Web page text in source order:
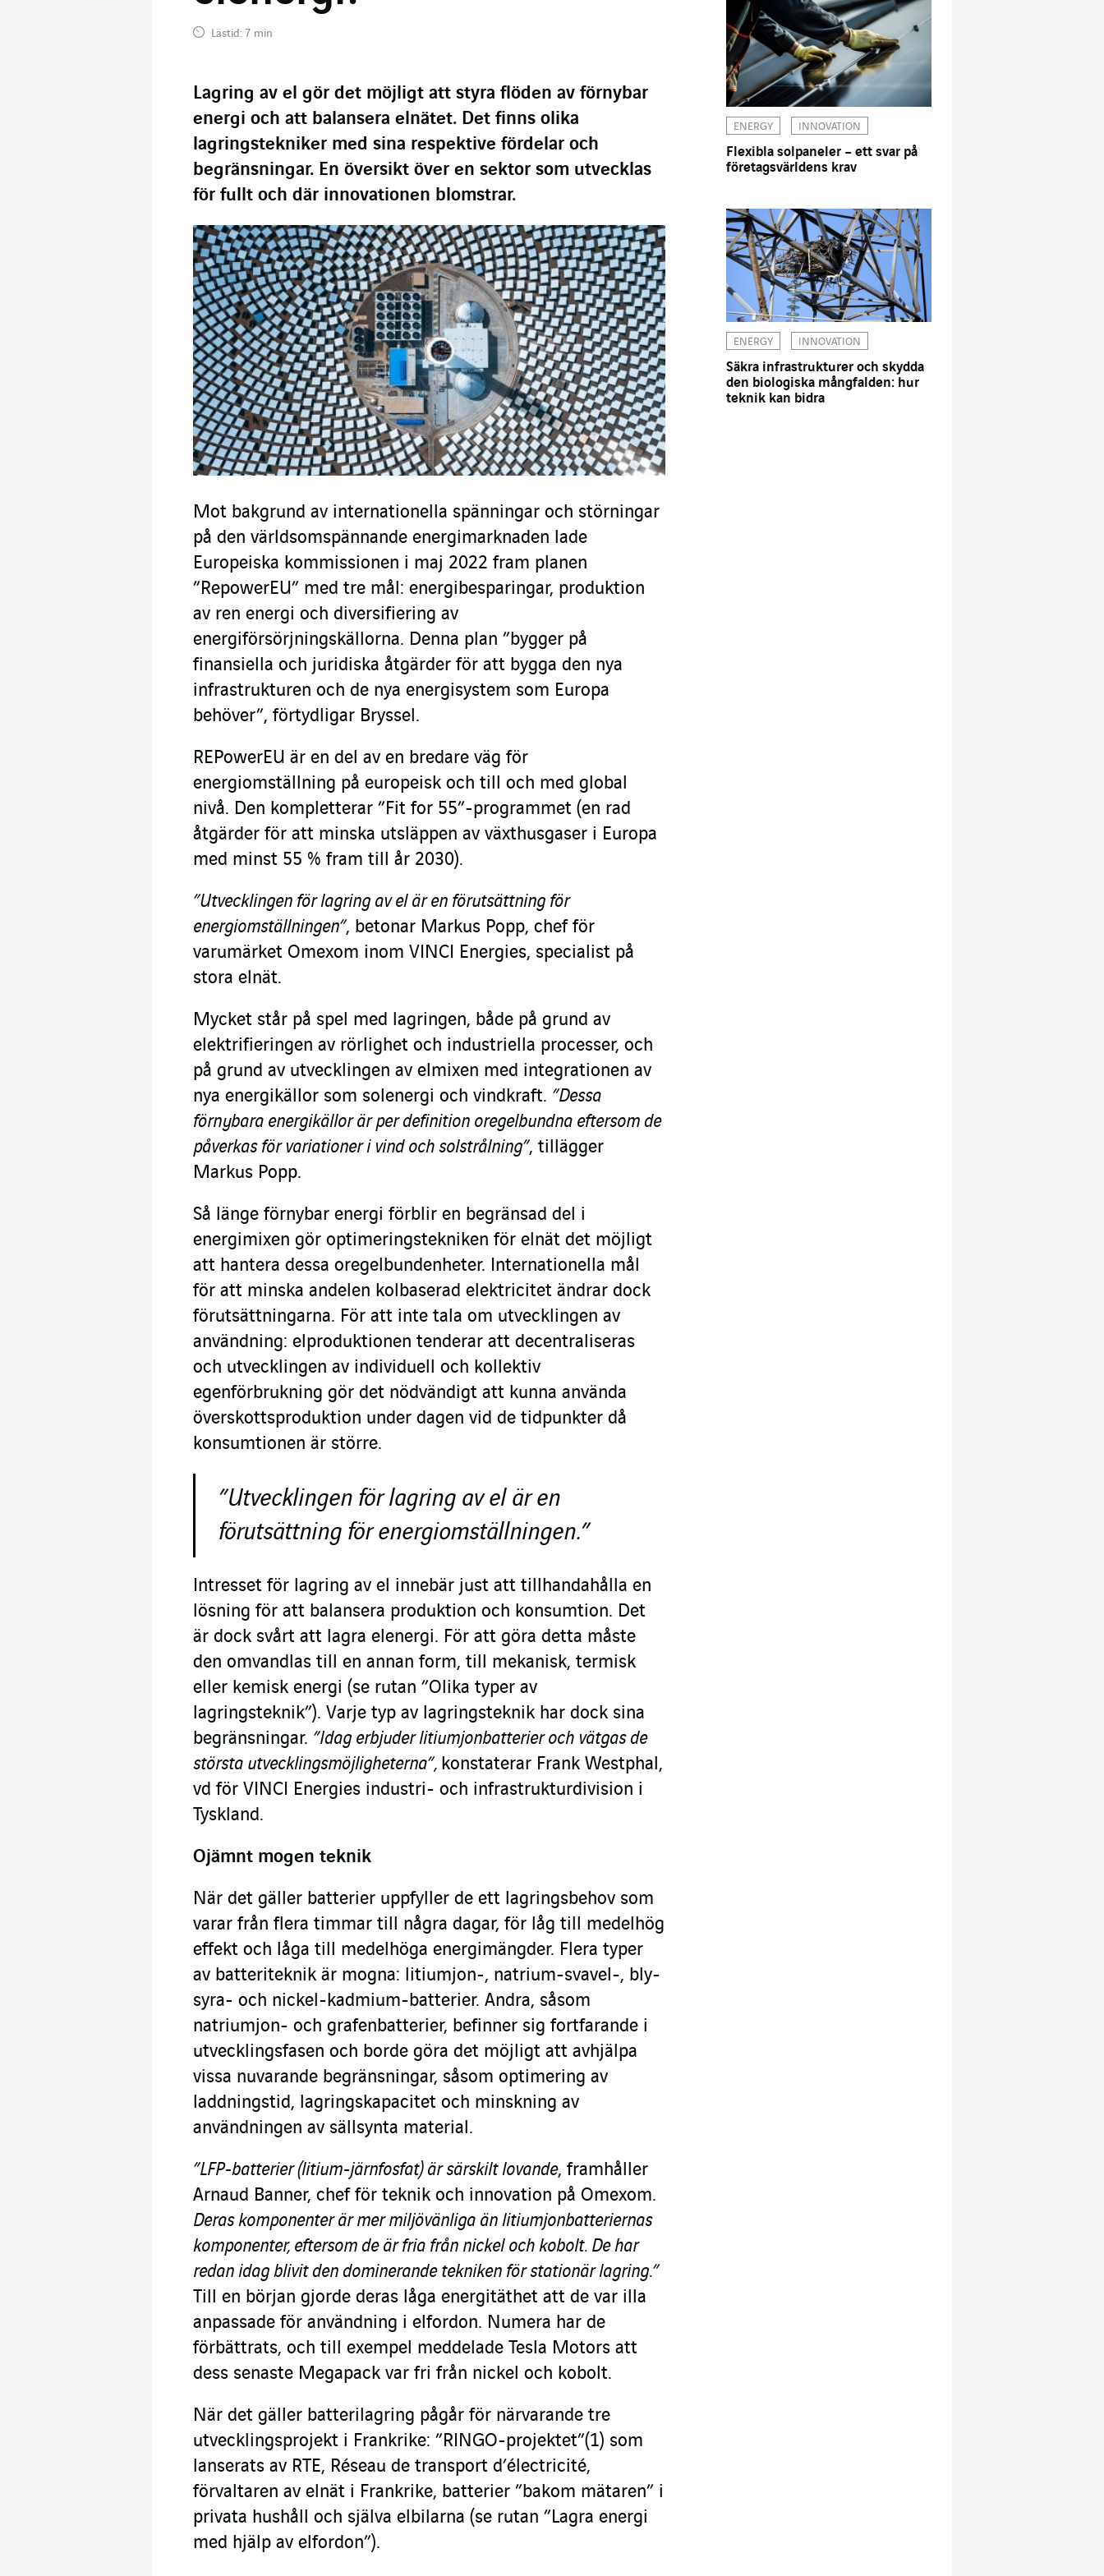
Lästid: 7 min
Lagring av el gör det möjligt att styra flöden av förnybar
energi och att balansera elnätet. Det finns olika
lagringstekniker med sina respektive fördelar och
begränsningar. En översikt över en sektor som utvecklas
för fullt och där innovationen blomstrar.
Mot bakgrund av internationella spänningar och störningar
på den världsomspännande energimarknaden lade
Europeiska kommissionen i maj 2022 fram planen
”RepowerEU” med tre mål: energibesparingar, produktion
av ren energi och diversifiering av
energiförsörjningskällorna. Denna plan ”bygger på
finansiella och juridiska åtgärder för att bygga den nya
infrastrukturen och de nya energisystem som Europa
behöver”, förtydligar Bryssel.
REPowerEU är en del av en bredare väg för
energiomställning på europeisk och till och med global
nivå. Den kompletterar ”Fit for 55”-programmet (en rad
åtgärder för att minska utsläppen av växthusgaser i Europa
med minst 55 % fram till år 2030).
”Utvecklingen för lagring av el är en förutsättning för
energiomställningen”, betonar Markus Popp, chef för
varumärket Omexom inom VINCI Energies, specialist på
stora elnät.
Mycket står på spel med lagringen, både på grund av
elektrifieringen av rörlighet och industriella processer, och
på grund av utvecklingen av elmixen med integrationen av
nya energikällor som solenergi och vindkraft. ”Dessa
förnybara energikällor är per definition oregelbundna eftersom de
påverkas för variationer i vind och solstrålning”, tillägger
Markus Popp.
Så länge förnybar energi förblir en begränsad del i
energimixen gör optimeringstekniken för elnät det möjligt
att hantera dessa oregelbundenheter. Internationella mål
för att minska andelen kolbaserad elektricitet ändrar dock
förutsättningarna. För att inte tala om utvecklingen av
användning: elproduktionen tenderar att decentraliseras
och utvecklingen av individuell och kollektiv
egenförbrukning gör det nödvändigt att kunna använda
överskottsproduktion under dagen vid de tidpunkter då
konsumtionen är större.
”Utvecklingen för lagring av el är en
förutsättning för energiomställningen.”
Intresset för lagring av el innebär just att tillhandahålla en
lösning för att balansera produktion och konsumtion. Det
är dock svårt att lagra elenergi. För att göra detta måste
den omvandlas till en annan form, till mekanisk, termisk
eller kemisk energi (se rutan ”Olika typer av
lagringsteknik”). Varje typ av lagringsteknik har dock sina
begränsningar. ”Idag erbjuder litiumjonbatterier och vätgas de
största utvecklingsmöjligheterna”, konstaterar Frank Westphal,
vd för VINCI Energies industri- och infrastrukturdivision i
Tyskland.
Ojämnt mogen teknik
När det gäller batterier uppfyller de ett lagringsbehov som
varar från flera timmar till några dagar, för låg till medelhög
effekt och låga till medelhöga energimängder. Flera typer
av batteriteknik är mogna: litiumjon-, natrium-svavel-, bly-
syra- och nickel-kadmium-batterier. Andra, såsom
natriumjon- och grafenbatterier, befinner sig fortfarande i
utvecklingsfasen och borde göra det möjligt att avhjälpa
vissa nuvarande begränsningar, såsom optimering av
laddningstid, lagringskapacitet och minskning av
användningen av sällsynta material.
”LFP-batterier (litium-järnfosfat) är särskilt lovande, framhåller
Arnaud Banner, chef för teknik och innovation på Omexom.
Deras komponenter är mer miljövänliga än litiumjonbatteriernas
komponenter, eftersom de är fria från nickel och kobolt. De har
redan idag blivit den dominerande tekniken för stationär lagring.”
Till en början gjorde deras låga energitäthet att de var illa
anpassade för användning i elfordon. Numera har de
förbättrats, och till exempel meddelade Tesla Motors att
dess senaste Megapack var fri från nickel och kobolt.
När det gäller batterilagring pågår för närvarande tre
utvecklingsprojekt i Frankrike: ”RINGO-projektet”(1) som
lanserats av RTE, Réseau de transport d’électricité,
förvaltaren av elnät i Frankrike, batterier ”bakom mätaren” i
privata hushåll och själva elbilarna (se rutan ”Lagra energi
med hjälp av elfordon”).
ENERGY INNOVATION
Flexibla solpaneler – ett svar på
företagsvärldens krav
ENERGY INNOVATION
Säkra infrastrukturer och skydda
den biologiska mångfalden: hur
teknik kan bidra